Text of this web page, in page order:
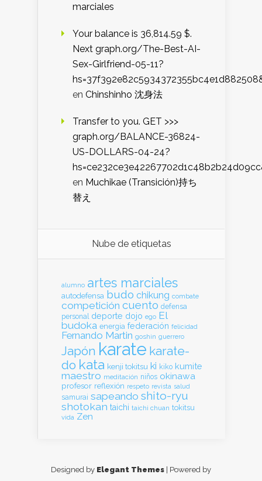
marciales
Your balance is 36,814.59 $.
Next graph.org/The-Best-AI-
Sex-Girlfriend-05-11?
en Chinshinho 沈身法
Transfer to you. GET >>>
graph.org/BALANCE-36824-
US-DOLLARS-04-24?
en Muchikae (Transición)持ち
替え
Nube de etiquetas
alumno artes marciales
autodefensa budo chikung combate
competición cuento defensa
personal deporte dojo ego El
budoka energia federación felicidad
Fernando Martin goshin guerrero
Japón karate karate-
do kata kenji tokitsu ki kiko kumite
maestro meditación niños okinawa
profesor reflexión respeto revista salud
samurai sapeando shito-ryu
shotokan taichi taichi chuan tokitsu
vida Zen
Designed by Elegant Themes | Powered by